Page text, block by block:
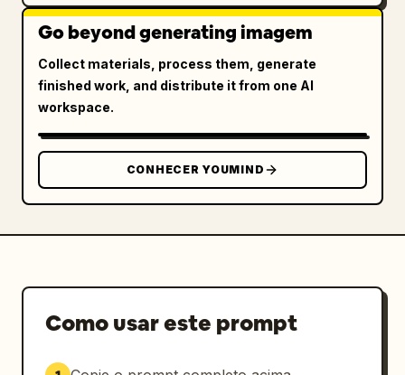
Go beyond generating imagem
Collect materials, process them, generate
finished work, and distribute it from one AI
workspace.
CONHECER YOUMIND
Como usar este prompt